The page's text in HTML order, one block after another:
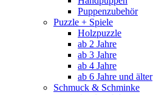
Puppenzubehör
Puzzle + Spiele
Holzpuzzle
ab 2 Jahre
ab 3 Jahre
ab 4 Jahre
ab 6 Jahre und älter
Schmuck & Schminke